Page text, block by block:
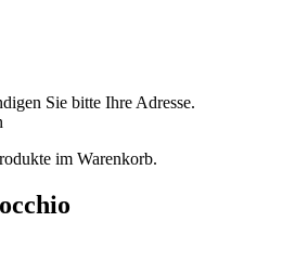
Sie bitte Ihre Adresse.
im Warenkorb.